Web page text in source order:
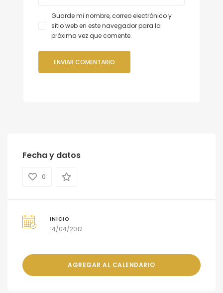
Guarde mi nombre, correo electrónico y
sitio web en este navegador para la
próxima vez que comente.
Fecha y datos
0
INICIO
14/04/2012
AGREGAR AL CALENDARIO